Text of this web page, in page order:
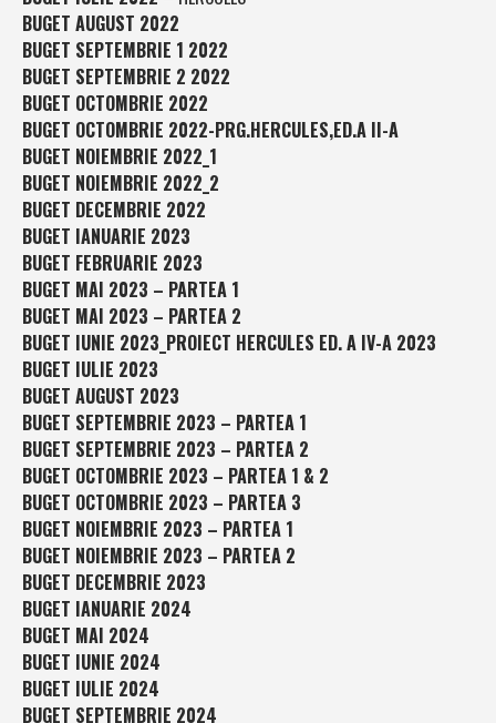
BUGET AUGUST 2022
BUGET SEPTEMBRIE 1 2022
BUGET SEPTEMBRIE 2 2022
BUGET OCTOMBRIE 2022
BUGET OCTOMBRIE 2022-PRG.HERCULES,ED.A II-A
BUGET NOIEMBRIE 2022_1
BUGET NOIEMBRIE 2022_2
BUGET DECEMBRIE 2022
BUGET IANUARIE 2023
BUGET FEBRUARIE 2023
BUGET MAI 2023 – PARTEA 1
BUGET MAI 2023 – PARTEA 2
BUGET IUNIE 2023_PROIECT HERCULES ED. A IV-A 2023
BUGET IULIE 2023
BUGET AUGUST 2023
BUGET SEPTEMBRIE 2023 – PARTEA 1
BUGET SEPTEMBRIE 2023 – PARTEA 2
BUGET OCTOMBRIE 2023 – PARTEA 1 & 2
BUGET OCTOMBRIE 2023 – PARTEA 3
BUGET NOIEMBRIE 2023 – PARTEA 1
BUGET NOIEMBRIE 2023 – PARTEA 2
BUGET DECEMBRIE 2023
BUGET IANUARIE 2024
BUGET MAI 2024
BUGET IUNIE 2024
BUGET IULIE 2024
BUGET SEPTEMBRIE 2024